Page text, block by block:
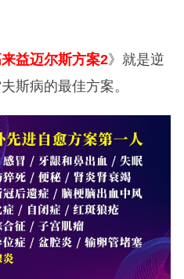
益迈尔斯方案2》就是逆
斯病的最佳方案。